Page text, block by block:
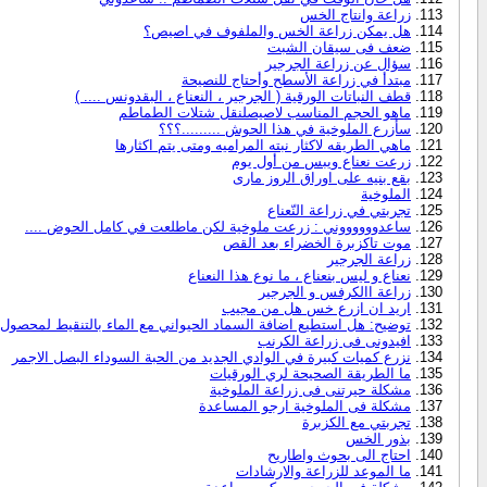
زراعة وانتاج الخس
هل يمكن زراعة الخس والملفوف في اصيص؟
ضعف فى سيقان الشبت
سؤال عن زراعة الجرجير
مبتدأ في زراعة الأسطح وأحتاج للنصيحة
قطف النباتات الورقية ( الجرجير ، النعناع ، البقدونس .... )
ماهو الحجم المناسب لاصيصلنقل شتلات الطماطم
سأزرع الملوخية في هذا الحوش .........؟؟؟
ماهي الطريقه لاكثار نبته المراميه ومتى يتم اكثارها
زرعت نعناع ويبس من أول يوم
بقع بنيه على اوراق الروز مارى
الملوخية
تجربتي في زراعة النّعناع
ساعدووووووني : زرعت ملوخية لكن ماطلعت في كامل الحوض ....
موت تاكزبرة الخضراء بعد القص
زراعة الجرجير
نعناع و ليس بنعناع ، ما نوع هذا النعناع
زراعة االكرفس و الجرجير
اريد ان ازرع خس هل من مجيب
توضيح: هل استطيع اضافة السماد الحيواني مع الماء بالتنقيط لمحصول
افيدونى فى زراعة الكرنب
نزرع كميات كبيرة في الوادي الجديد من الحبة السوداء البصل الاجمر
ما الطريقة الصحيحة لري الورقيات
مشكلة حيرتنى فى زراعة الملوخية
مشكلة فى الملوخية ارجو المساعدة
تجربتي مع الكزبرة
بذور الخس
احتاج الى بحوث واطاريح
ما الموعد للزراعة والارشادات